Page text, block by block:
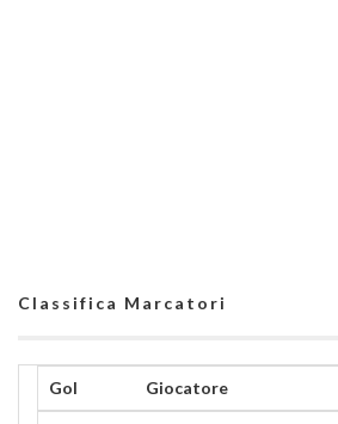
Classifica Marcatori
Gol Giocatore